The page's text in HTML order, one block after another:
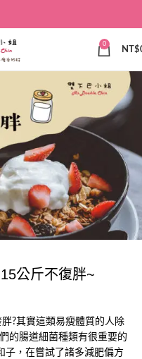
0
NT$
公斤不復胖~
?其實這類易瘦體質的人除
的腸道細菌種類有很重要的
子，在嘗試了諸多減肥偏方